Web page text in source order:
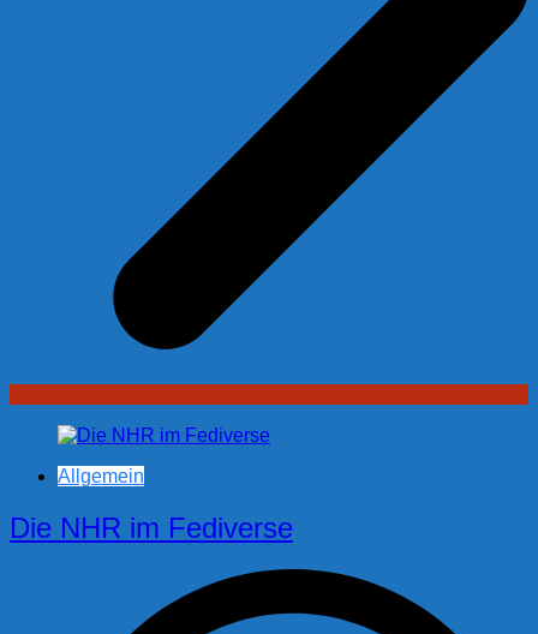
Allgemein
Die NHR im Fediverse